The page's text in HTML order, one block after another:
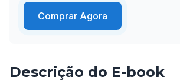
Comprar Agora
Descrição do E-book